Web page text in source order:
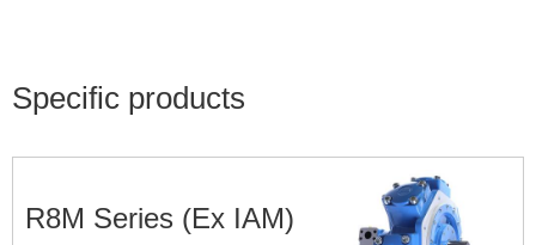
Specific products
R8M Series (Ex IAM)